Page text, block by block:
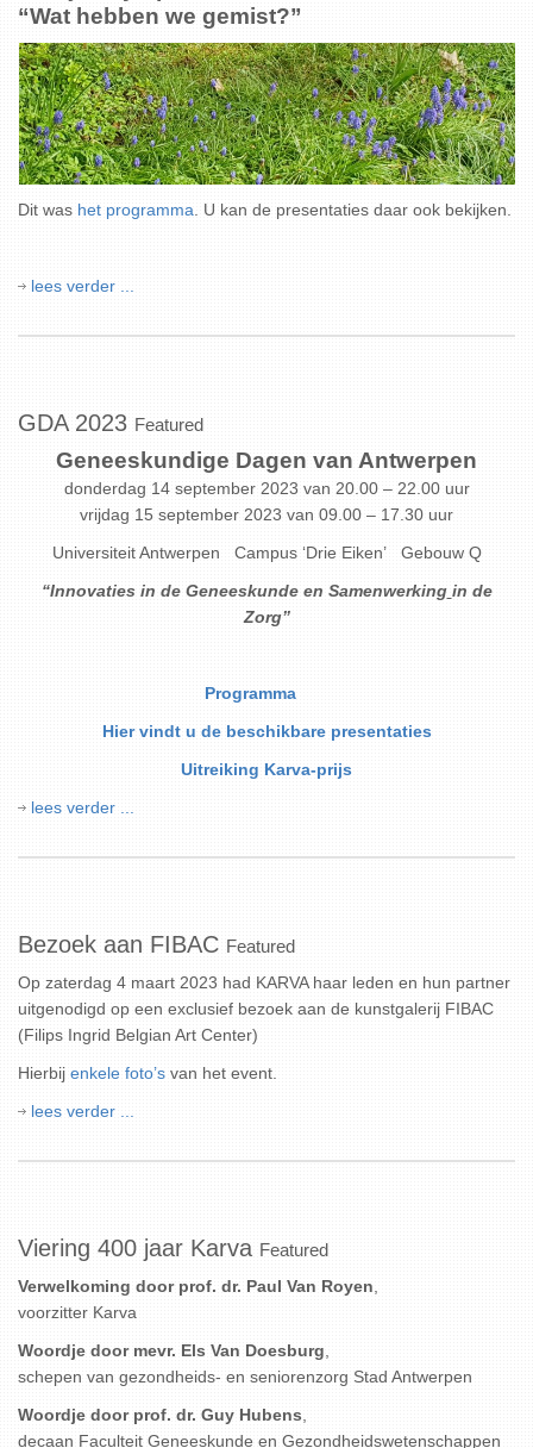
“Wat hebben we gemist?”
Dit was het programma . U kan de presentaties daar ook bekijken.
lees verder ...
GDA 2023 Featured
Geneeskundige Dagen van Antwerpen
donderdag 14 september 2023 van 20.00 – 22.00 uur
vrijdag 15 september 2023 van 09.00 – 17.30 uur
Universiteit Antwerpen Campus ‘Drie Eiken’ Gebouw Q
“Innovaties in de Geneeskunde en Samenwerking in de
Zorg”
Programma
Hier vindt u de beschikbare presentaties
Uitreiking Karva-prijs
lees verder ...
Bezoek aan FIBAC Featured
Op zaterdag 4 maart 2023 had KARVA haar leden en hun partner
uitgenodigd op een exclusief bezoek aan de kunstgalerij FIBAC
(Filips Ingrid Belgian Art Center)
Hierbij enkele foto’s van het event.
lees verder ...
Viering 400 jaar Karva Featured
Verwelkoming door prof. dr. Paul Van Royen
voorzitter Karva
Woordje door mevr. Els Van Doesburg
schepen van gezondheids- en seniorenzorg Stad Antwerpen
Woordje door prof. dr. Guy Hubens
decaan Faculteit Geneeskunde en Gezondheidswetenschappen